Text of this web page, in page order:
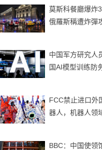
莫斯科餐廳爆
俄羅斯稱遭炸彈
中国军方研究人
国AI模型训练防
FCC禁止进口外
器人，机器人领
BBC：中国使领